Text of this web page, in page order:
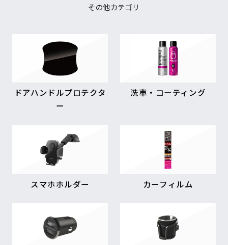
その他カテゴリ
ドアハンドルプロテクタ
ー
洗車・コーティング
スマホホルダー カーフィルム